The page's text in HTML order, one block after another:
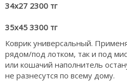
34х27 2300 тг
35х45 3300 тг
Коврик универсальный.
рядом/под лотком, так и под
или кошачий наполнитель
не разнесутся по всему дому.